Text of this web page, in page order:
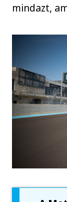
mindazt,